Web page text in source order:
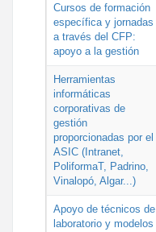
Cursos de formación
específica y jornadas
a través del CFP:
apoyo a la gestión
Herramientas
informáticas
corporativas de
gestión
proporcionadas por el
ASIC (Intranet,
PoliformaT, Padrino,
Vinalopó, Algar...)
Apoyo de técnicos de
laboratorio y modelos